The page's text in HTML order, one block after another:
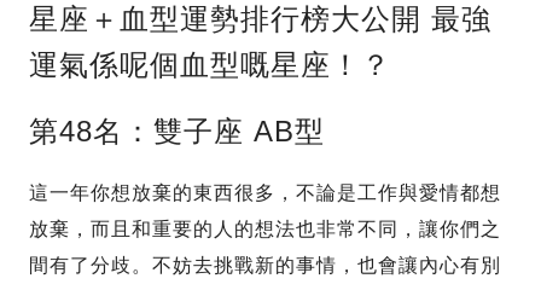
星座＋血型運勢排行榜大公開 最強
運氣係呢個血型嘅星座！？
第48名：雙子座 AB型
這一年你想放棄的東西很多，不論是工作與愛情都想
放棄，而且和重要的人的想法也非常不同，讓你們之
間有了分歧。不妨去挑戰新的事情，也會讓內心有別